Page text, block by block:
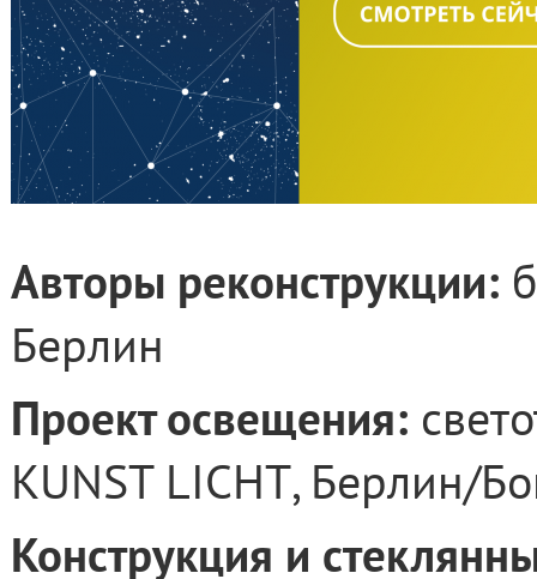
Авторы реконструкции:
Берлин
Проект освещения:
KUNST LICHT, Берлин/
Конструкция и